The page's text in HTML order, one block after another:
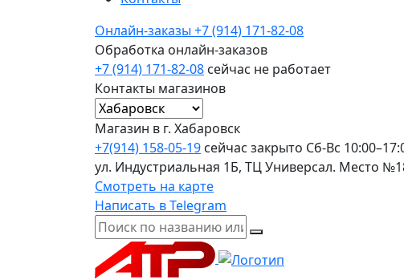
Онлайн-заказы +7 (914) 171-82-08
Обработка онлайн-заказов
+7 (914) 171-82-08 сейчас не работает
Контакты магазинов
Магазин в г. Хабаровск
+7(914) 158-05-19 сейчас закрыто Сб-Вс
ул. Индустриальная 1Б, ТЦ Универсал. Место
Смотреть на карте
Написать в Telegram